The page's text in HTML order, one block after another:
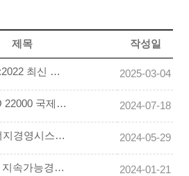
제목 작성일
ISO/IEC 27001:2022 최신 개정판 국제심사원(보)교육생 모집(신규/보수) 2025-03-04
ISO 22716, ISO 22000 국제심사원, 내부심사원 온라인 강좌 오픈 2024-07-18
ISO 50001(에너지경영시스템) 인증 심사원 온라인 강좌 오픈 2024-05-29
국내 최초 ESG 지속가능경영보고서 과정 OPEN~! 2024-01-21